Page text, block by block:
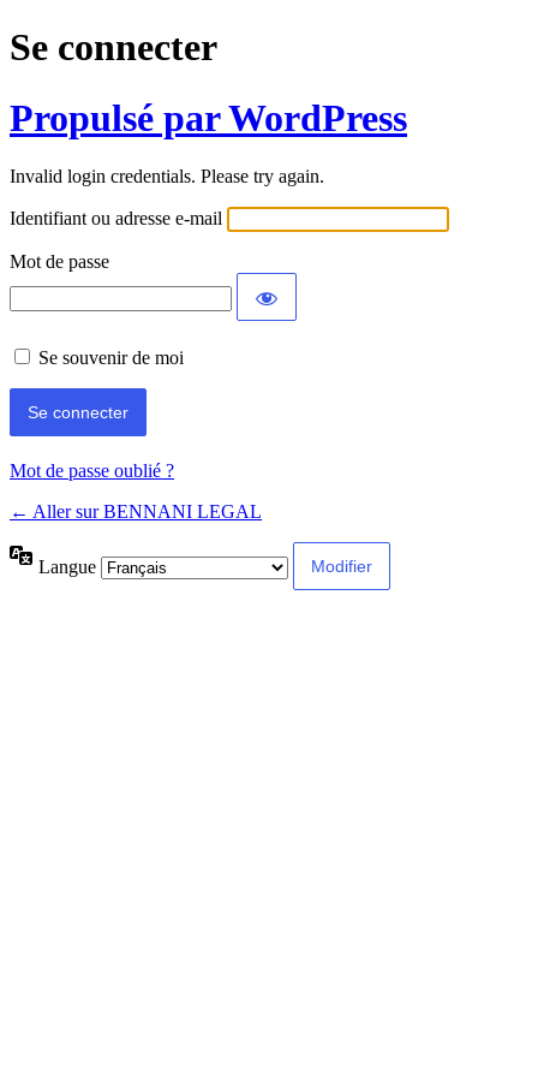
Se connecter
Propulsé par WordPress
Invalid login credentials. Please try again.
Identifiant ou adresse e-mail
Mot de passe
Se souvenir de moi
Mot de passe oublié ?
← Aller sur BENNANI LEGAL
Langue